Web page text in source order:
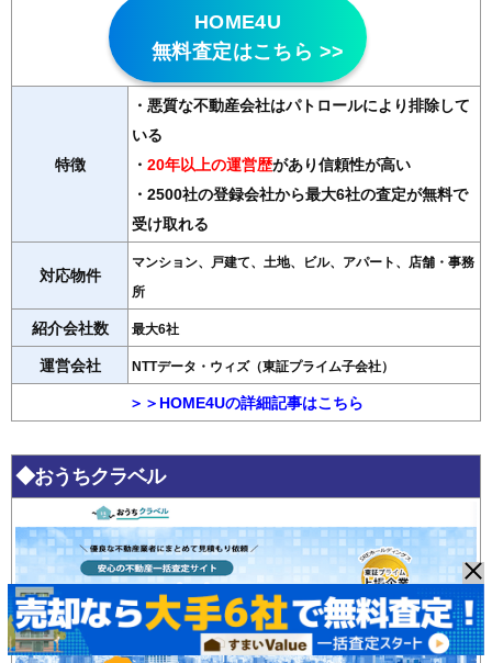
HOME4U
無料査定はこちら >>
特徴
・悪質な不動産会社はパトロールにより排除して
いる
・ 20年以上の運営歴があり信頼性が高い
・2500社の登録会社から最大6社の査定が無料で
受け取れる
対応物件
マンション、戸建て、土地、ビル、アパート、店舗・事務
所
紹介会社数 最大6社
運営会社 NTTデータ・ウィズ（東証プライム子会社）
＞＞HOME4Uの詳細記事はこちら
◆おうちクラベル